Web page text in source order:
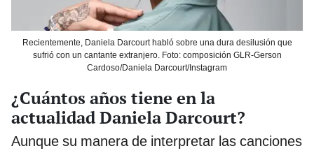
Recientemente, Daniela Darcourt habló sobre una dura desilusión que
sufrió con un cantante extranjero. Foto: composición GLR-Gerson
Cardoso/Daniela Darcourt/Instagram
¿Cuántos años tiene en la
actualidad Daniela Darcourt?
Aunque su manera de interpretar las canciones